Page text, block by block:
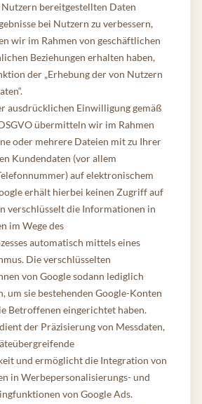
bereitgestellten Daten
bei Nutzern zu verbessern,
wir im Rahmen von geschäftlichen
Beziehungen erhalten haben,
der „Erhebung der von Nutzern
ausdrücklichen Einwilligung gemäß
übermitteln wir im Rahmen
oder mehrere Dateien mit zu Ihrer
Kundendaten (vor allem
auf elektronischem
erhält hierbei keinen Zugriff auf
verschlüsselt die Informationen in
im Wege des
automatisch mittels eines
Die verschlüsselten
von Google sodann lediglich
um sie bestehenden Google-Konten
Betroffenen eingerichtet haben.
der Präzisierung von Messdaten,
und ermöglicht die Integration von
in Werbepersonalisierungs- und
von Google Ads.